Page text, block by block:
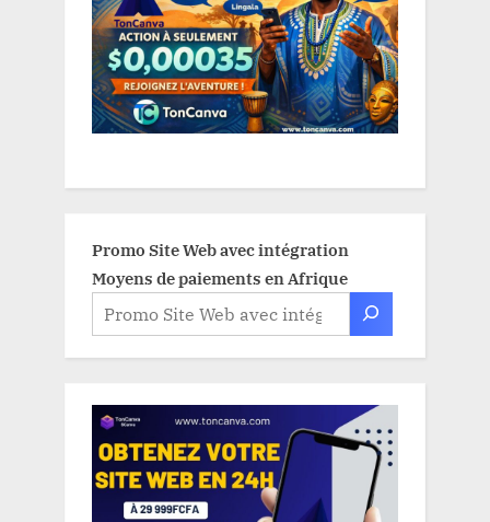
Promo Site Web avec intégration
Moyens de paiements en Afrique